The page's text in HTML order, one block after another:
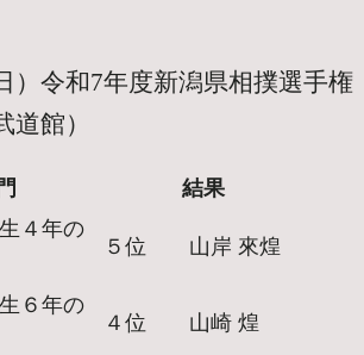
）令和7年度新潟県相撲選手権
道館）
結果
４年の
５位 山岸 來煌
６年の
４位 山崎 煌